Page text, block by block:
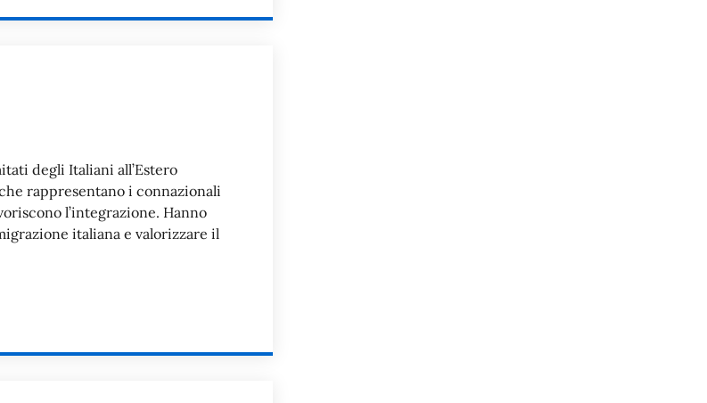
degli Italiani all’Estero
rappresentano i connazionali
l’integrazione. Hanno
italiana e valorizzare il